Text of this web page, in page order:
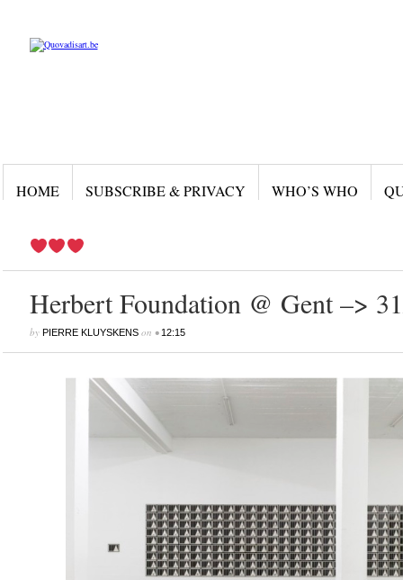
HOME SUBSCRIBE & PRIVACY WHO’S WHO
Herbert Foundation @ Gent –>
by PIERRE KLUYSKENSon • 12:15